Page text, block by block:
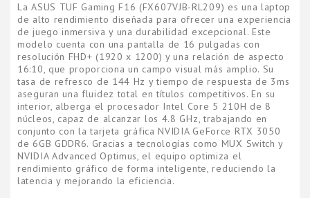
La ASUS TUF Gaming F16 (FX607VJB-RL209) es una laptop
de alto rendimiento diseñada para ofrecer una experiencia
de juego inmersiva y una durabilidad excepcional. Este
modelo cuenta con una pantalla de 16 pulgadas con
resolución FHD+ (1920 x 1200) y una relación de aspecto
16:10, que proporciona un campo visual más amplio. Su
tasa de refresco de 144 Hz y tiempo de respuesta de 3ms
aseguran una fluidez total en títulos competitivos. En su
interior, alberga el procesador Intel Core 5 210H de 8
núcleos, capaz de alcanzar los 4.8 GHz, trabajando en
conjunto con la tarjeta gráfica NVIDIA GeForce RTX 3050
de 6GB GDDR6. Gracias a tecnologías como MUX Switch y
NVIDIA Advanced Optimus, el equipo optimiza el
rendimiento gráfico de forma inteligente, reduciendo la
latencia y mejorando la eficiencia.